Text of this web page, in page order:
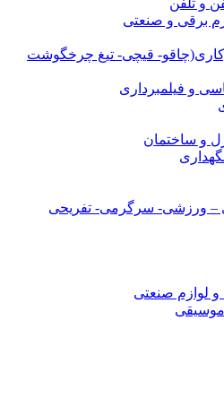
و تلفن
برقی و صنعتی
قیچی- تیغ چرخگوشت
و فیلمبرداری
و ساختمان
– ورزشی- سرگرمی- تفریحی
و لوازم صنعتی
موسیقی